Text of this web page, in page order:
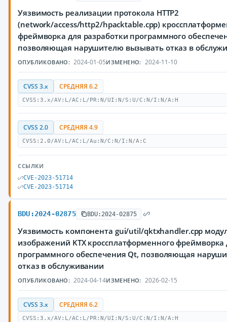
Уязвимость реализации протокола HTTP2
(network/access/http2/hpacktable.cpp)
фреймворка для разработки программного
позволяющая нарушителю вызывать отказ в
ОПУБЛИКОВАНО: 2024-01-05ИЗМЕНЕНО: 2024-11-10
CVSS 3.x СРЕДНЯЯ 6.2
CVSS:3.x/AV:L/AC:L/PR:N/UI:N/S:U/C:N/I:N/A:H
CVSS 2.0 СРЕДНЯЯ 4.9
CVSS:2.0/AV:L/AC:L/Au:N/C:N/I:N/A:C
ССЫЛКИ
CVE-2023-51714
CVE-2023-51714
BDU:2024-02875 BDU:2024-02875
Уязвимость компонента gui/util/qktxhandler.cpp
изображений KTX кроссплатформенного фреймворка
программного обеспечения Qt, позволяющая
отказ в обслуживании
ОПУБЛИКОВАНО: 2024-04-14ИЗМЕНЕНО: 2026-02-15
CVSS 3.x СРЕДНЯЯ 6.2
CVSS:3.x/AV:L/AC:L/PR:N/UI:N/S:U/C:N/I:N/A:H